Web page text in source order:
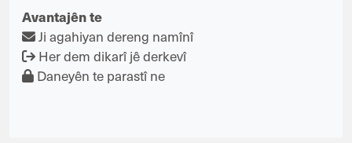
Avantajên te
Ji agahiyan dereng namînî
Her dem dikarî jê derkevî
Daneyên te parastî ne